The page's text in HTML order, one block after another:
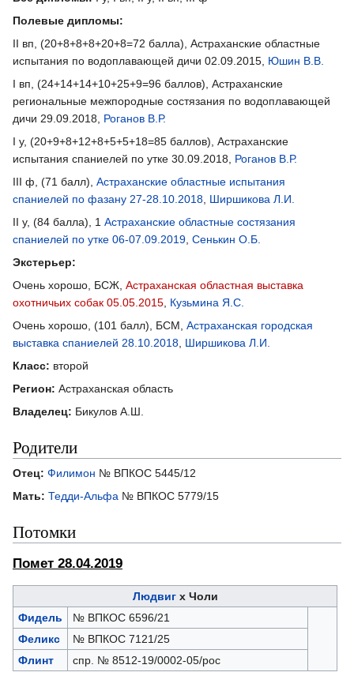
Полевые дипломы:
II вп, (20+8+8+8+20+8=72 балла), Астраханские областные
испытания по водоплавающей дичи 02.09.2015, Юшин В.В.
I вп, (24+14+14+10+25+9=96 баллов), Астраханские
региональные межпородные состязания по водоплавающей
дичи 29.09.2018, Роганов В.Р.
I у, (20+9+8+12+8+5+5+18=85 баллов), Астраханские
испытания спаниелей по утке 30.09.2018, Роганов В.Р.
III ф, (71 балл), Астраханские областные испытания
спаниелей по фазану 27-28.10.2018 Ширшикова Л.И.
II у, (84 балла), 1 Астраханские областные состязания
спаниелей по утке 06-07.09.2019 Сенькин О.Б.
Экстерьер:
Очень хорошо, БСЖ, Астраханская областная выставка
охотничьих собак 05.05.2015 Кузьмина Я.С.
Очень хорошо, (101 балл), БСМ, Астраханская городская
выставка спаниелей 28.10.2018 Ширшикова Л.И.
Класс: второй
Регион: Астраханская область
Владелец: Бикулов А.Ш.
Родители
Отец: Филимон № ВПКОС 5445/12
Мать: Тедди-Альфа № ВПКОС 5779/15
Потомки
Помет 28.04.2019
Людвигх Чоли
Фидель
№ ВПКОС 6596/21
Феликс
№ ВПКОС 7121/25
Флинт
спр. № 8512-19/0002-05/рос